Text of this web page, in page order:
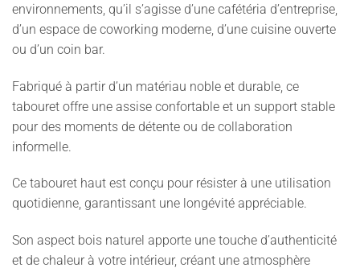
environnements, qu’il s’agisse d’une cafétéria d’entreprise,
d’un espace de coworking moderne, d’une cuisine ouverte
ou d’un coin bar.
Fabriqué à partir d’un matériau noble et durable, ce
tabouret offre une assise confortable et un support stable
pour des moments de détente ou de collaboration
informelle.
Ce tabouret haut est conçu pour résister à une utilisation
quotidienne, garantissant une longévité appréciable.
Son aspect bois naturel apporte une touche d’authenticité
et de chaleur à votre intérieur, créant une atmosphère